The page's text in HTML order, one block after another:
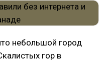
небольшой город
гор в